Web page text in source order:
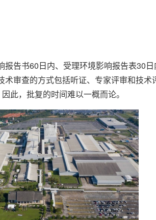
告书60日内、受理环境影响报告表30
审查的方式包括听证、专家评审和技
此，批复的时间难以一概而论。